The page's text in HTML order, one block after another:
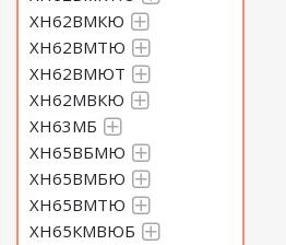
ХН62ВМКЮ
ХН62ВМТЮ
ХН62ВМЮТ
ХН62МВКЮ
ХН63МБ
ХН65ВБМЮ
ХН65ВМБЮ
ХН65ВМТЮ
ХН65КМВЮБ